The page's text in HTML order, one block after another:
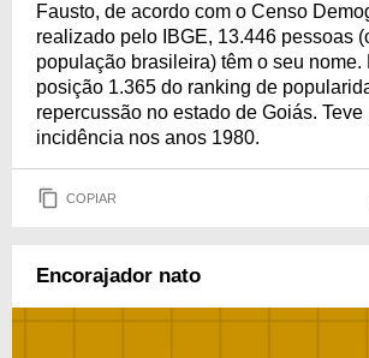
Fausto, de acordo com o Censo
realizado pelo IBGE, 13.446 pessoas
população brasileira) têm o seu nome.
posição 1.365 do ranking de
repercussão no estado de Goiás. Teve
incidência nos anos 1980.
COPIAR
Encorajador nato